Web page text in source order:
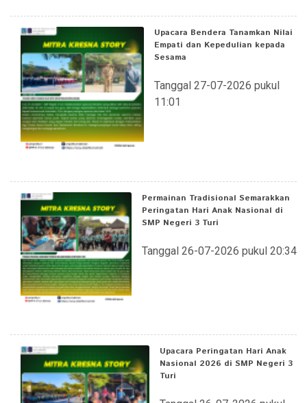
Upacara Bendera Tanamkan Nilai
Empati dan Kepedulian kepada
Sesama
Tanggal 27-07-2026 pukul
11:01
Permainan Tradisional Semarakkan
Peringatan Hari Anak Nasional di
SMP Negeri 3 Turi
Tanggal 26-07-2026 pukul 20:34
Upacara Peringatan Hari Anak
Nasional 2026 di SMP Negeri 3
Turi